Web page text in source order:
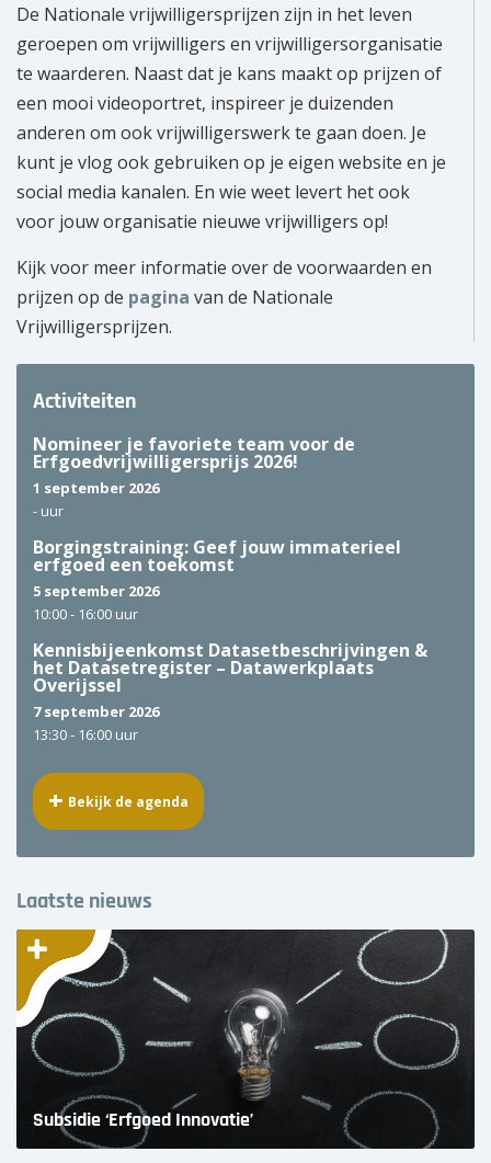
De Nationale vrijwilligersprijzen zijn in het leven
geroepen om vrijwilligers en vrijwilligersorganisatie
te waarderen. Naast dat je kans maakt op prijzen of
een mooi videoportret, inspireer je duizenden
anderen om ook vrijwilligerswerk te gaan doen. Je
kunt je vlog ook gebruiken op je eigen website en je
social media kanalen. En wie weet levert het ook
voor jouw organisatie nieuwe vrijwilligers op!
Kijk voor meer informatie over de voorwaarden en
prijzen op de pagina van de Nationale
Vrijwilligersprijzen.
Activiteiten
Nomineer je favoriete team voor de
Erfgoedvrijwilligersprijs 2026!
1 september 2026
- uur
Borgingstraining: Geef jouw immaterieel
erfgoed een toekomst
5 september 2026
10:00 - 16:00 uur
Kennisbijeenkomst Datasetbeschrijvingen &
het Datasetregister – Datawerkplaats
Overijssel
7 september 2026
13:30 - 16:00 uur
Bekijk de agenda
Laatste nieuws
Subsidie ‘Erfgoed Innovatie’